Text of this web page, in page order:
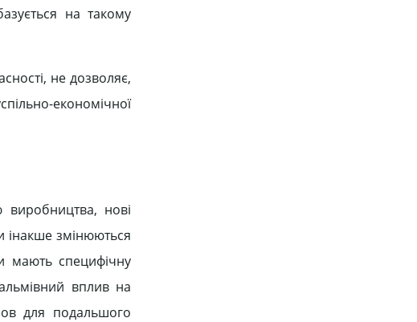
на такому
не дозволяє,
економічної
виробництва, нові
інакше змінюються
мають специфічну
вплив на
для подальшого